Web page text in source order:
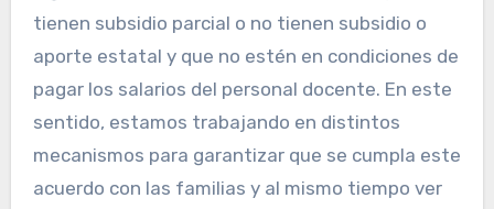
tienen subsidio parcial o no tienen subsidio o
aporte estatal y que no estén en condiciones de
pagar los salarios del personal docente. En este
sentido, estamos trabajando en distintos
mecanismos para garantizar que se cumpla este
acuerdo con las familias y al mismo tiempo ver